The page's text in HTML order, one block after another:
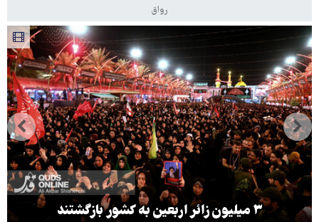
رواق
۳ میلیون زائر اربعین به کشور بازگشتند